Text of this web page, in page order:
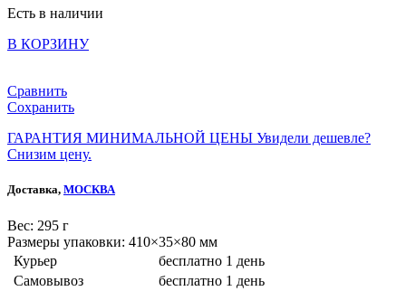
Есть в наличии
В КОРЗИНУ
Сравнить
Сохранить
ГАРАНТИЯ МИНИМАЛЬНОЙ ЦЕНЫ Увидели дешевле?
Снизим цену.
Доставка, МОСКВА
Веc: 295 г
Размеры упаковки: 410×35×80 мм
Курьер
бесплатно 1 день
Самовывоз
бесплатно 1 день